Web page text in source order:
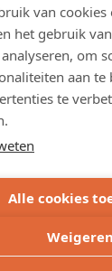
van
het gebruik
om
aan te
te
Alle cookies
Weigeren
EN
Word lid
Voka 2026
Cookie